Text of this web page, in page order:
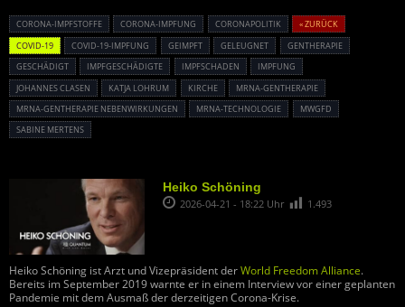
CORONA-IMPFSTOFFE CORONA-IMPFUNG CORONAPOLITIK
« ZURÜCK
COVID-19
COVID-19-IMPFUNG GEIMPFT GELEUGNET
GENTHERAPIE
GESCHÄDIGT
IMPFGESCHÄDIGTE IMPFSCHADEN
IMPFUNG
JOHANNES CLASEN
KATJA LOHRUM KIRCHE
MRNA-GENTHERAPIE
MRNA-GENTHERAPIE NEBENWIRKUNGEN
MRNA-TECHNOLOGIE
MWGFD
SABINE MERTENS
Heiko Schöning
2026-04-21 - 18:22 Uhr 1.493
Heiko Schöning ist Arzt und Vizepräsident derWorld Freedom Alliance.
Bereits im September 2019 warnte er in einem Interview vor einer geplanten
Pandemie mit dem Ausmaß der derzeitigen Corona-Krise.